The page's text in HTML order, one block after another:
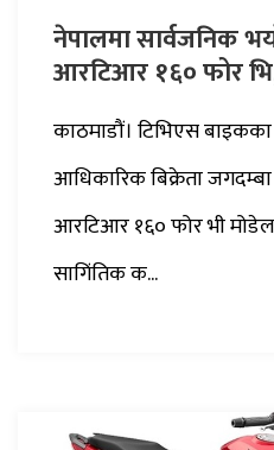
नेपालमा सार्वजनिक
आरटिआर १६० फोर
काठमाडौं। टिभिएस
आधिकारिक बिक्रेता
आरटिआर १६० फोर भी
सागिंतिक क...